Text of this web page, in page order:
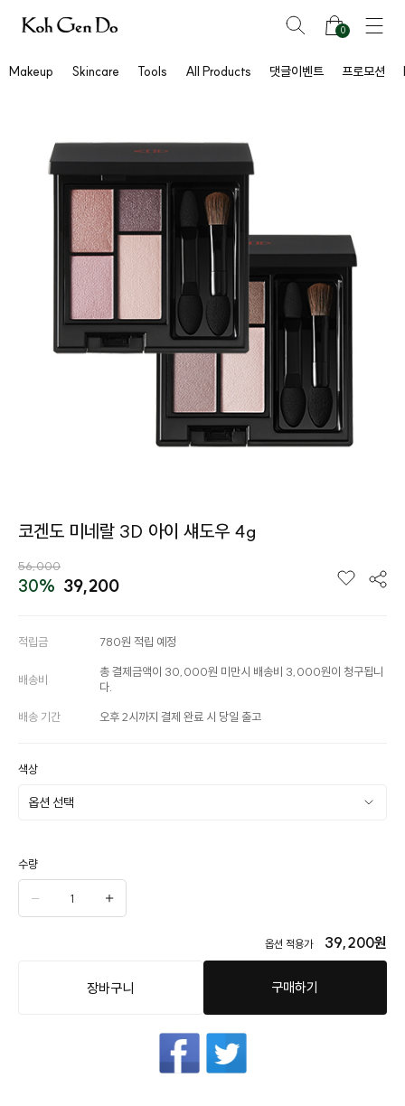
0
Makeup Skincare Tools All Products 댓글이벤트 프로모션
코겐도 미네랄 3D 아이 섀도우 4g
56,000
30% 39,200
적립금 780원 적립 예정
배송비
총 결제금액이 30,000원 미만시 배송비 3,000원이 청구됩니
다.
배송 기간 오후 2시까지 결제 완료 시 당일 출고
색상
수량
옵션 적용가 39,200원
장바구니 구매하기